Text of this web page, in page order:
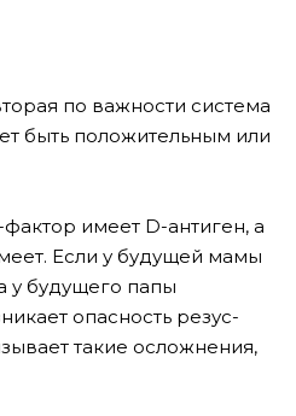
по важности система
быть положительным или
имеет D-антиген, а
Если у будущей мамы
у будущего папы
опасность резус-
такие осложнения,